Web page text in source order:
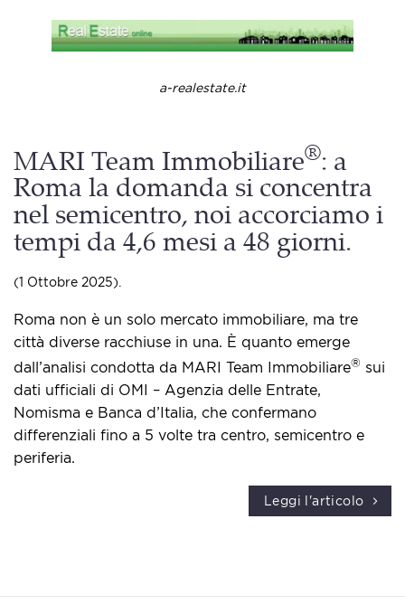
a-realestate.it
MARI Team Immobiliare®: a
Roma la domanda si concentra
nel semicentro, noi accorciamo i
tempi da 4,6 mesi a 48 giorni.
(1 Ottobre 2025).
Roma non è un solo mercato immobiliare, ma tre
città diverse racchiuse in una. È quanto emerge
dall’analisi condotta da MARI Team Immobiliare® sui
dati ufficiali di OMI – Agenzia delle Entrate,
Nomisma e Banca d’Italia, che confermano
differenziali fino a 5 volte tra centro, semicentro e
periferia.
Leggi l'articolo